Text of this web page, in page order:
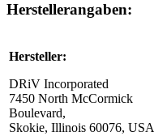
Herstellerangaben:
Hersteller:
DRiV Incorporated
7450 North McCormick
Boulevard,
Skokie, Illinois 60076, USA